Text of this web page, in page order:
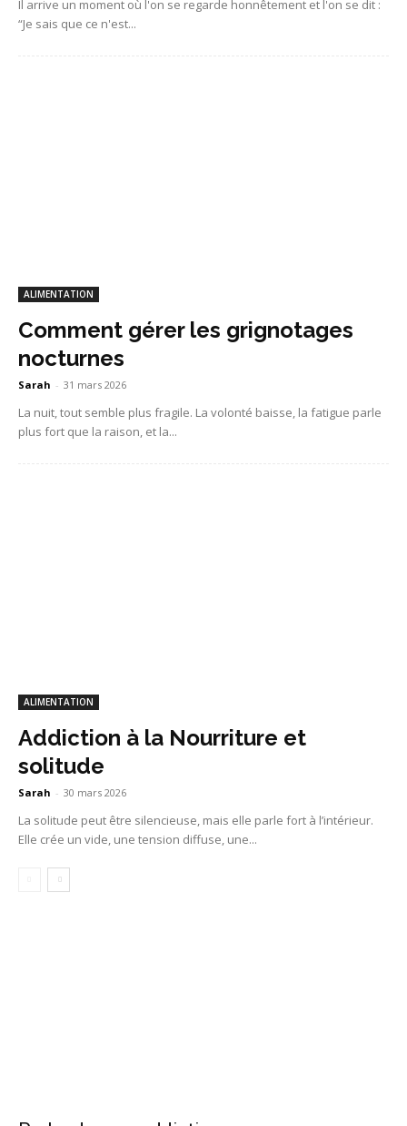
Il arrive un moment où l'on se regarde honnêtement et l'on se dit :
“Je sais que ce n'est...
ALIMENTATION
Comment gérer les grignotages
nocturnes
Sarah - 31 mars 2026
La nuit, tout semble plus fragile. La volonté baisse, la fatigue parle
plus fort que la raison, et la...
ALIMENTATION
Addiction à la Nourriture et
solitude
Sarah - 30 mars 2026
La solitude peut être silencieuse, mais elle parle fort à l’intérieur.
Elle crée un vide, une tension diffuse, une...